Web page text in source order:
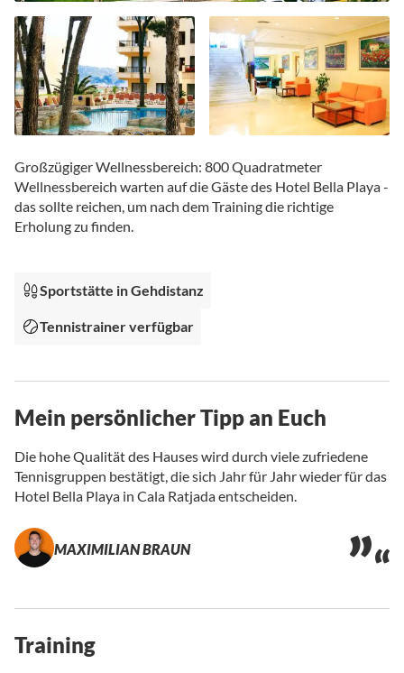
Anfang
der
Bildgalerie
springen
Großzügiger Wellnessbereich: 800 Quadratmeter
Wellnessbereich warten auf die Gäste des Hotel Bella Playa -
das sollte reichen, um nach dem Training die richtige
Erholung zu finden.
Sportstätte in Gehdistanz
Tennistrainer verfügbar
Mein persönlicher Tipp an Euch
Die hohe Qualität des Hauses wird durch viele zufriedene
Tennisgruppen bestätigt, die sich Jahr für Jahr wieder für das
Hotel Bella Playa in Cala Ratjada entscheiden.
MAXIMILIAN BRAUN
Training